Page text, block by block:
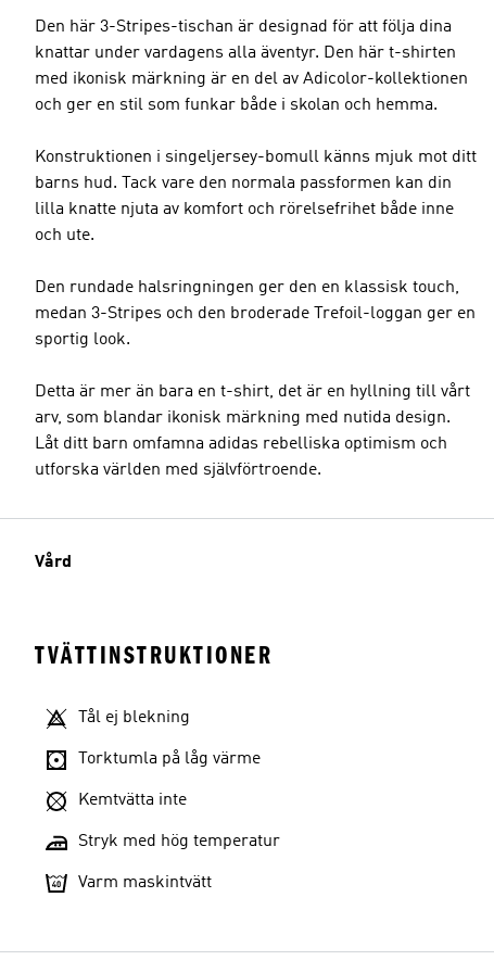
Den här 3-Stripes-tischan är designad för att följa dina
knattar under vardagens alla äventyr. Den här t-shirten
med ikonisk märkning är en del av Adicolor-kollektionen
och ger en stil som funkar både i skolan och hemma.
Konstruktionen i singeljersey-bomull känns mjuk mot ditt
barns hud. Tack vare den normala passformen kan din
lilla knatte njuta av komfort och rörelsefrihet både inne
och ute.
Den rundade halsringningen ger den en klassisk touch,
medan 3-Stripes och den broderade Trefoil-loggan ger en
sportig look.
Detta är mer än bara en t-shirt, det är en hyllning till vårt
arv, som blandar ikonisk märkning med nutida design.
Låt ditt barn omfamna adidas rebelliska optimism och
utforska världen med självförtroende.
Vård
TVÄTTINSTRUKTIONER
Tål ej blekning
Torktumla på låg värme
Kemtvätta inte
Stryk med hög temperatur
Varm maskintvätt